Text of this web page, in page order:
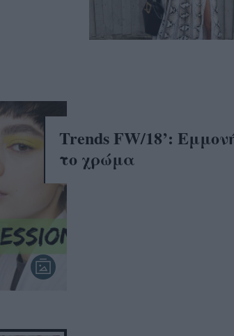
Trends FW/18’:
το χρώμα